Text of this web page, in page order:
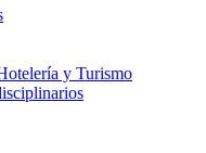
y Turismo